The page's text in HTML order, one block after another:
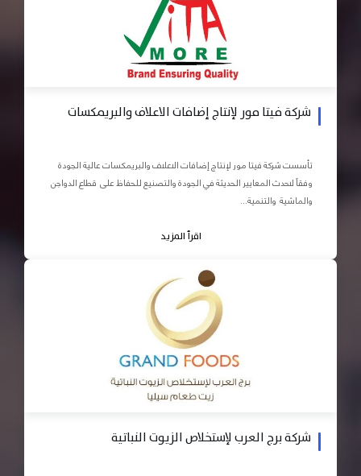
شركة فيتا مور لإنتاج إضافات الاعلاف والبريمكسات
تأسست شركة فيتا مور لإنتاج إضافات الاعلاف والبريمكسات عالية الجودة
وفقاً لاحدث المعايير الحديثة في الجودة والتصنيع للحفاظ على قطاع الدواجن
والماشية والتنمية...
اقرأ المزيد
شركة برج العرب لإستخلاص الزيوت النباتية